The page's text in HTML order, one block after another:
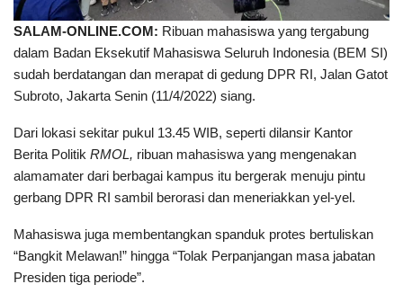
SALAM-ONLINE.COM: Ribuan mahasiswa yang tergabung
dalam Badan Eksekutif Mahasiswa Seluruh Indonesia (BEM SI)
sudah berdatangan dan merapat di gedung DPR RI, Jalan Gatot
Subroto, Jakarta Senin (11/4/2022) siang.
Dari lokasi sekitar pukul 13.45 WIB, seperti dilansir Kantor
Berita Politik RMOL, ribuan mahasiswa yang mengenakan
alamamater dari berbagai kampus itu bergerak menuju pintu
gerbang DPR RI sambil berorasi dan meneriakkan yel-yel.
Mahasiswa juga membentangkan spanduk protes bertuliskan
“Bangkit Melawan!” hingga “Tolak Perpanjangan masa jabatan
Presiden tiga periode”.